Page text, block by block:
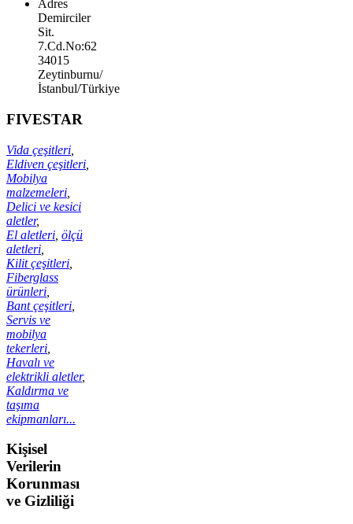
Adres
Demirciler
Sit.
7.Cd.No:62
34015
Zeytinburnu/
İstanbul/Türkiye
FIVESTAR
Vida çeşitleri
Eldiven çeşitleri
Mobilya
malzemeleri
Delici ve kesici
aletler,
El aletleri ölçü
aletleri
Kilit çeşitleri
Fiberglass
ürünleri
Bant çeşitleri
Servis ve
mobilya
tekerleri
Havalı ve
elektrikli aletler,
Kaldırma ve
taşıma
ekipmanları...
Kişisel
Verilerin
Korunması
ve Gizliliği